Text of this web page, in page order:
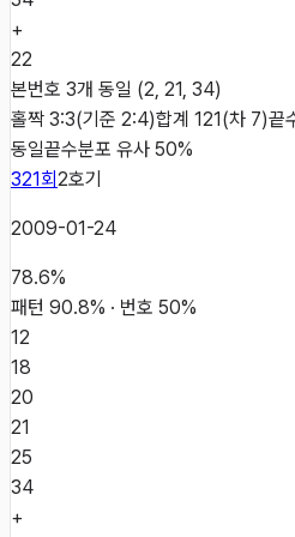
+
22
본번호 3개 동일 (2, 21, 34)
홀짝 3:3(기준 2:4)합계 121(차 7)끝
동일끝수분포 유사 50%
321회2호기
2009-01-24
78.6%
패턴 90.8% · 번호 50%
12
18
20
21
25
34
+